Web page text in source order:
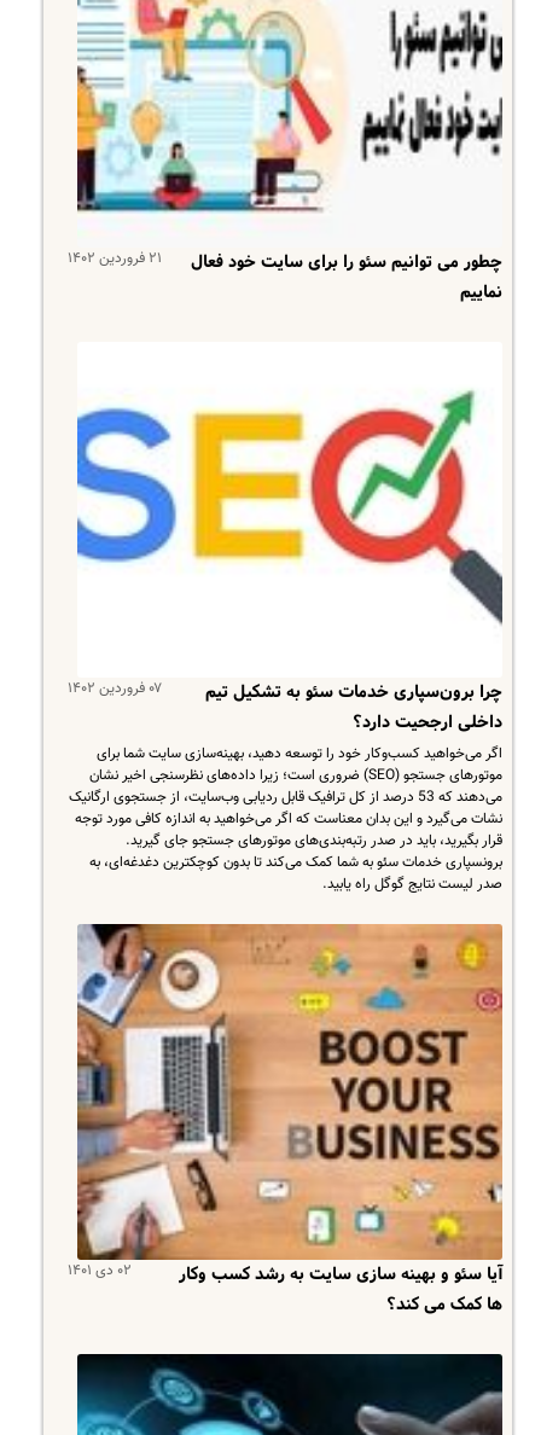
۲۱ فروردین ۱۴۰۲
چطور می توانیم سئو را برای سایت خود فعال
نماییم
۰۷ فروردین ۱۴۰۲
چرا برون‌سپاری خدمات سئو به تشکیل تیم
داخلی ارجحیت دارد؟
اگر می‌خواهید کسب‌و‌کار خود را توسعه دهید، بهینه‌سازی سایت شما برای
موتورهای جستجو (SEO) ضروری است؛ زیرا داده‌های نظرسنجی اخیر نشان
می‌دهند که 53 درصد از کل ترافیک قابل ردیابی وب‌سایت، از جستجوی ارگانیک
نشات می‌گیرد و این بدان معناست که اگر می‌خواهید به اندازه کافی مورد توجه
قرار بگیرید، باید در صدر رتبه‌بندی‌های موتور‌های جستجو جای گیرید.
برونسپاری خدمات سئو به شما کمک می‌کند تا بدون کوچکترین دغدغه‌ای، به
صدر لیست نتایج گوگل راه یابید.
۰۲ دی ۱۴۰۱
آیا سئو و بهینه سازی سایت به رشد کسب وکار
ها کمک می کند؟